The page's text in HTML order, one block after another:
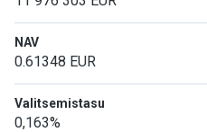
NAV
0.61348 EUR
Valitsemistasu
0,163%